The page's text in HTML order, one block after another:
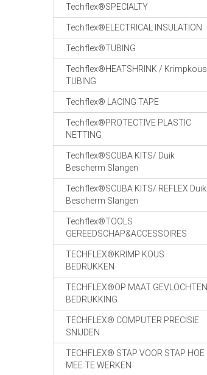
Techflex®SPECIALTY
Techflex®ELECTRICAL INSULATION
Techflex®TUBING
Techflex®HEATSHRINK / Krimpkous
TUBING
Techflex® LACING TAPE
Techflex®PROTECTIVE PLASTIC
NETTING
Techflex®SCUBA KITS/ Duik
Bescherm Slangen
Techflex®SCUBA KITS/ REFLEX Duik
Bescherm Slangen
Techflex®TOOLS
GEREEDSCHAP&ACCESSOIRES
TECHFLEX®KRIMP KOUS
BEDRUKKEN
TECHFLEX®OP MAAT GEVLOCHTEN
BEDRUKKING
TECHFLEX® COMPUTER PRECISIE
SNIJDEN
TECHFLEX® STAP VOOR STAP HOE
MEE TE WERKEN